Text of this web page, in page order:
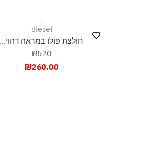
diesel
חולצת פולו במראה דהוי...
₪520
₪260.00